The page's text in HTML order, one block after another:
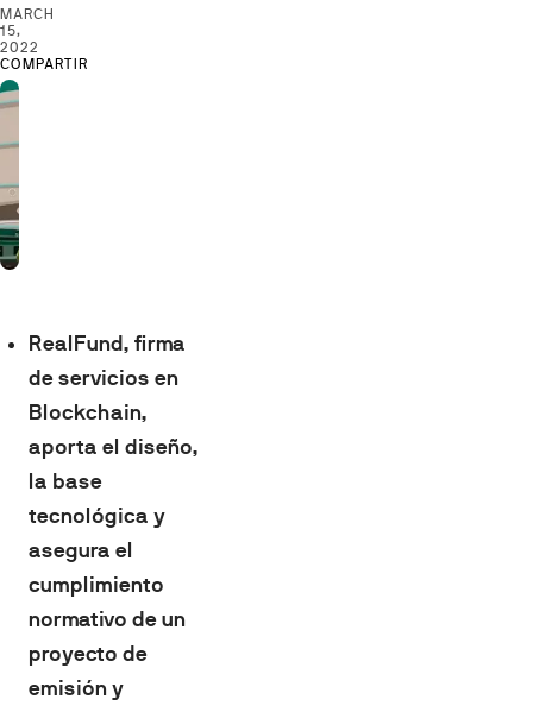
MARCH
15,
2022
COMPARTIR
RealFund, firma
de servicios en
Blockchain,
aporta el diseño,
la base
tecnológica y
asegura el
cumplimiento
normativo de un
proyecto de
emisión y